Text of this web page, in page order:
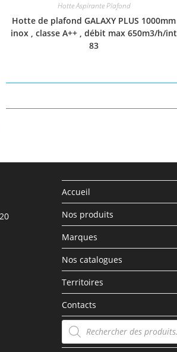
Hotte Aspirante Plafond
Hotte de plafond GALAXY PLUS 1000mm
inox , classe A++ , débit max 650m3/h/int
83
Accueil
Nos produits
Marques
Nos catalogues
Territoires
Contacts
Recherche
de
produits